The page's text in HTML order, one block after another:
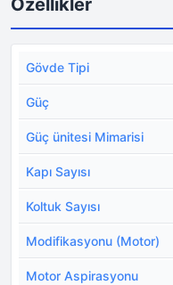
Özellikler
Gövde Tipi
Güç
Güç ünitesi Mimarisi
Kapı Sayısı
Koltuk Sayısı
Modifikasyonu (Motor)
Motor Aspirasyonu